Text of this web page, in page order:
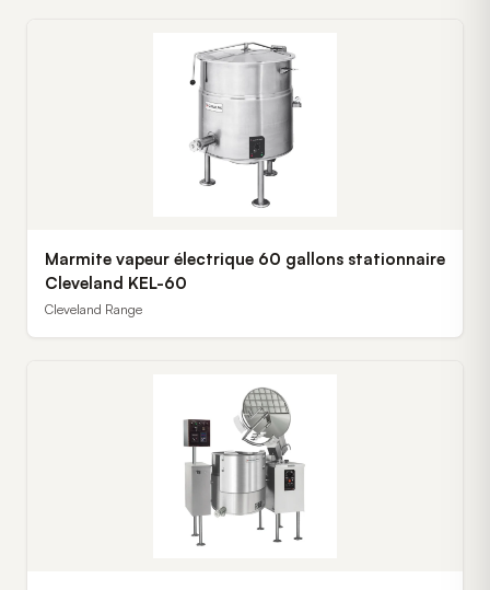
Marmite vapeur électrique 60 gallons stationnaire
Cleveland KEL-60
Cleveland Range